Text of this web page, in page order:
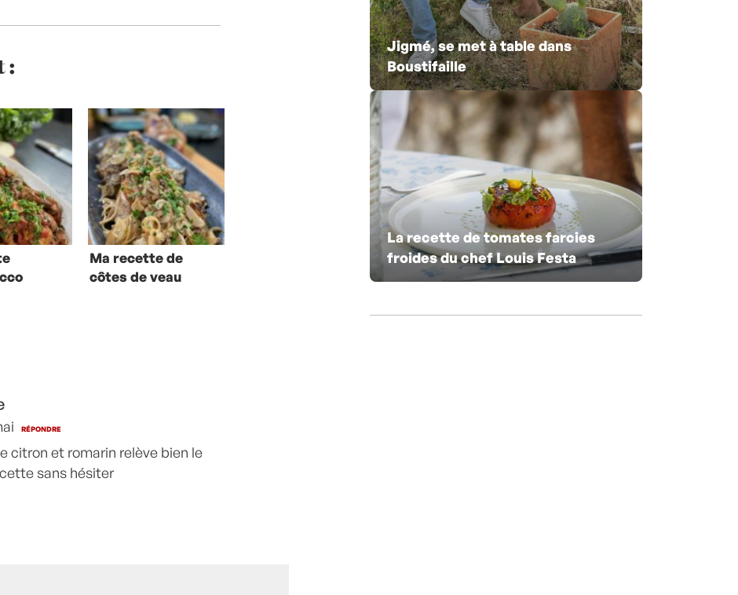
:
Ma recette de
côtes de veau
RÉPONDRE
citron et romarin relève bien le
sans hésiter
Jigmé, se met à table dans
Boustifaille
La recette de tomates farcies
froides du chef Louis Festa